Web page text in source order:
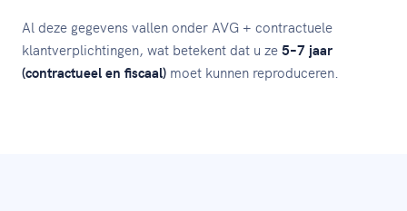
Al deze gegevens vallen onder AVG + contractuele
klantverplichtingen, wat betekent dat u ze5–7 jaar
(contractueel en fiscaal) moet kunnen reproduceren.